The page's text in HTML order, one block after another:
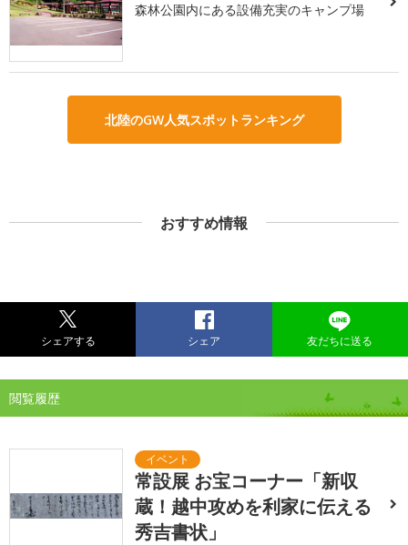
森林公園内にある設備充実のキャンプ場
北陸のGW人気スポットランキング
おすすめ情報
シェアする シェア 友だちに送る
閲覧履歴
常設展 お宝コーナー「新収
蔵！越中攻めを利家に伝える
秀吉書状」